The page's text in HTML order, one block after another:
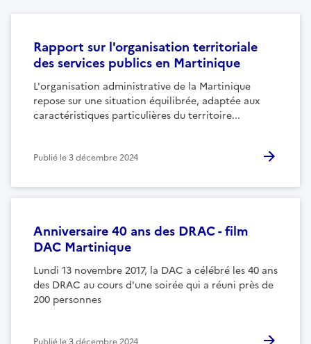
Rapport sur l'organisation territoriale
des services publics en Martinique
L'organisation administrative de la Martinique
repose sur une situation équilibrée, adaptée aux
caractéristiques particulières du territoire...
Publié le3 décembre 2024
Anniversaire 40 ans des DRAC - film
DAC Martinique
Lundi 13 novembre 2017, la DAC a célébré les 40 ans
des DRAC au cours d'une soirée qui a réuni près de
200 personnes